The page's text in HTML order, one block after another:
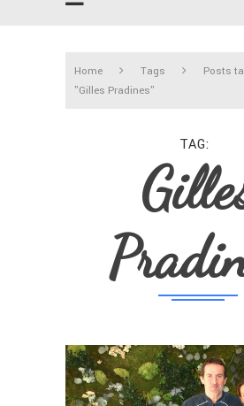
Home Tags
Posts
"Gilles Pradines"
TAG